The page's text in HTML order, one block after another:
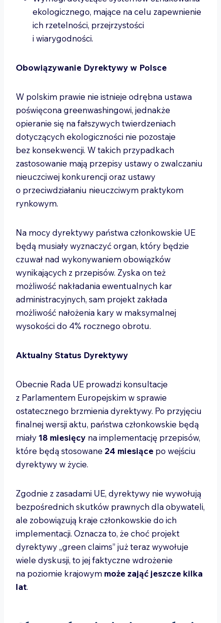
ekologicznego, mające na celu zapewnienie
ich rzetelności, przejrzystości
i wiarygodności.
Obowiązywanie Dyrektywy w Polsce
W polskim prawie nie istnieje odrębna ustawa
poświęcona greenwashingowi, jednakże
opieranie się na fałszywych twierdzeniach
dotyczących ekologiczności nie pozostaje
bez konsekwencji. W takich przypadkach
zastosowanie mają przepisy ustawy o zwalczaniu
nieuczciwej konkurencji oraz ustawy
o przeciwdziałaniu nieuczciwym praktykom
rynkowym.
Na mocy dyrektywy państwa członkowskie UE
będą musiały wyznaczyć organ, który będzie
czuwał nad wykonywaniem obowiązków
wynikających z przepisów. Zyska on też
możliwość nakładania ewentualnych kar
administracyjnych, sam projekt zakłada
możliwość nałożenia kary w maksymalnej
wysokości do 4% rocznego obrotu.
Aktualny Status Dyrektywy
Obecnie Rada UE prowadzi konsultacje
z Parlamentem Europejskim w sprawie
ostatecznego brzmienia dyrektywy. Po przyjęciu
finalnej wersji aktu, państwa członkowskie będą
miały 18 miesięcy na implementację przepisów,
które będą stosowane 24 miesiące po wejściu
dyrektywy w życie.
Zgodnie z zasadami UE, dyrektywy nie wywołują
bezpośrednich skutków prawnych dla obywateli,
ale zobowiązują kraje członkowskie do ich
implementacji. Oznacza to, że choć projekt
dyrektywy „green claims” już teraz wywołuje
wiele dyskusji, to jej faktyczne wdrożenie
na poziomie krajowym może zająć jeszcze kilka
lat.